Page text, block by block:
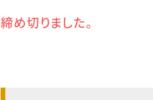
締め切りました。